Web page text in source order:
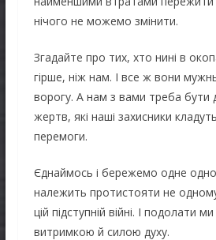
нічого не можемо змінити.
Згадайте про тих, хто нині в
гірше, ніж нам. І все ж вони
ворогу. А нам з вами треба бути
жертв, які наші захисники
перемоги.
Єднаймось і бережемо одне
належить протистояти не
цій підступній війні. І подолати
витримкою й силою духу.